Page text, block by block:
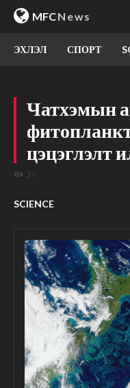
MFCNews
ЭХЛЭЛ СПОРТ
Чатхэмын
цэцэглэлт
37
SCIENCE